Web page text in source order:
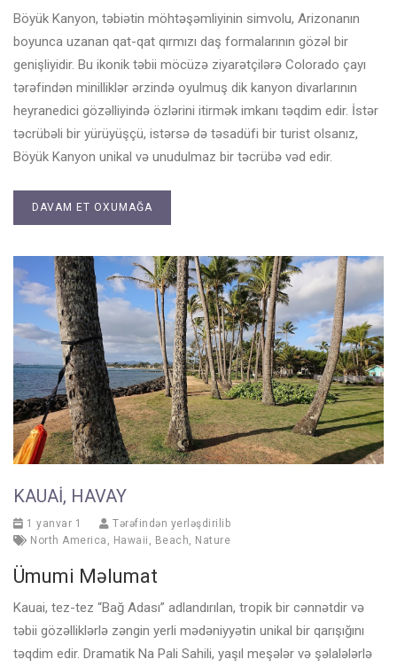
Böyük Kanyon, təbiətin möhtəşəmliyinin simvolu, Arizonanın
boyunca uzanan qat-qat qırmızı daş formalarının gözəl bir
genişliyidir. Bu ikonik təbii möcüzə ziyarətçilərə Colorado çayı
tərəfindən minilliklər ərzində oyulmuş dik kanyon divarlarının
heyranedici gözəlliyində özlərini itirmək imkanı təqdim edir. İstər
təcrübəli bir yürüyüşçü, istərsə də təsadüfi bir turist olsanız,
Böyük Kanyon unikal və unudulmaz bir təcrübə vəd edir.
DAVAM ET OXUMAĞA
KAUAI, HAVAY
1 yanvar 1
Tərəfindən yerləşdirilib
North America , Hawaii , Beach, Nature
Ümumi Məlumat
Kauai, tez-tez “Bağ Adası” adlandırılan, tropik bir cənnətdir və
təbii gözəlliklərlə zəngin yerli mədəniyyətin unikal bir qarışığını
təqdim edir. Dramatik Na Pali Sahili, yaşıl meşələr və şəlalələrlə